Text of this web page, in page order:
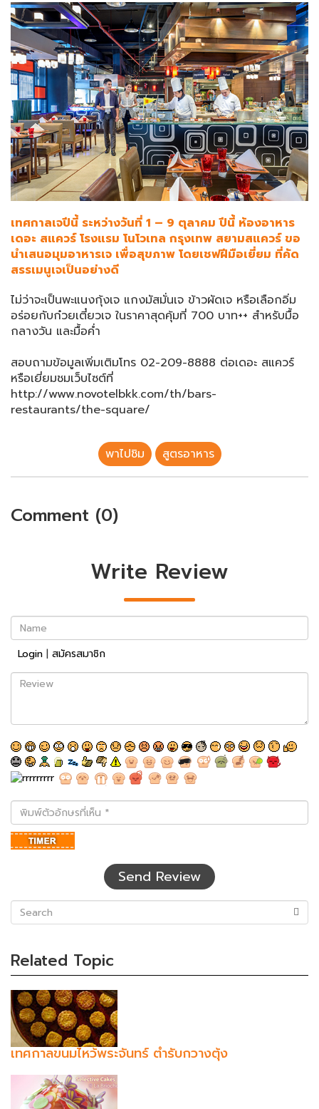
เทศกาลเจปีนี้ ระหว่างวันที่ 1 – 9 ตุลาคม ปีนี้ ห้องอาหาร
เดอะ สแควร์ โรงแรม โนโวเทล กรุงเทพ สยามสแควร์ ขอ
นำเสนอมุมอาหารเจ เพื่อสุขภาพ โดยเชฟฝีมือเยี่ยม ที่คัด
สรรเมนูเจเป็นอย่างดี
ไม่ว่าจะเป็นพะแนงกุ้งเจ แกงมัสมั่นเจ ข้าวผัดเจ หรือเลือกอิ่ม
อร่อยกับก๋วยเตี๋ยวเจ ในราคาสุดคุ้มที่ 700 บาท++ สำหรับมื้อ
กลางวัน และมื้อค่ำ
สอบถามข้อมูลเพิ่มเติมโทร 02-209-8888 ต่อเดอะ สแควร์
หรือเยี่ยมชมเว็บไซต์ที่
http://www.novotelbkk.com/th/bars-
restaurants/the-square/
พาไปชิม สูตรอาหาร
Comment (0)
Write Review
Name
Login | สมัครสมาชิก
Review
พิมพ์
ตัว
อักษร
ที่
Send Review
Related Topic
เทศกาลขนมไหว้พระจันทร์ ตำรับกวางตุ้ง